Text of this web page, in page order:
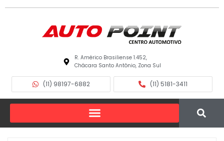
R. Américo Brasiliense 1.452,
Chácara Santo Antônio, Zona Sul
(11) 98197-6882 (11) 5181-3411